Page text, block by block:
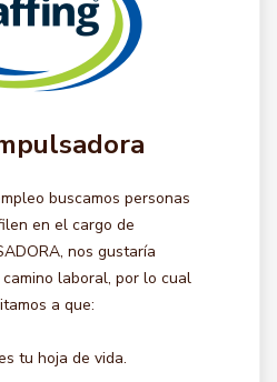
buscamos personas
en el cargo de
nos gustaría
laboral, por lo cual
a que:
tu hoja de vida.